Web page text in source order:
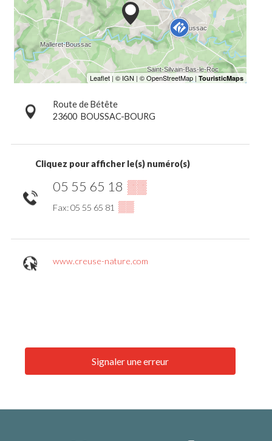
Route de Bétête
23600 BOUSSAC-BOURG
Cliquez pour afficher le(s) numéro(s)
05 55 65 18 ▒▒
Fax: 05 55 65 81 ▒▒
www.creuse-nature.com
Signaler une erreur